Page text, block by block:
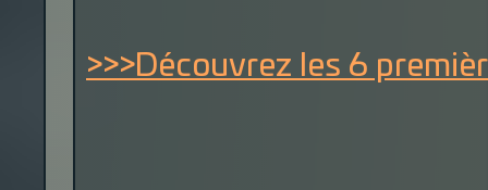
>>>Découvrez les 6